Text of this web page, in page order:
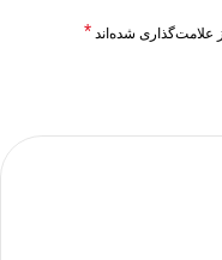
علامت‌گذاری شده‌اند *